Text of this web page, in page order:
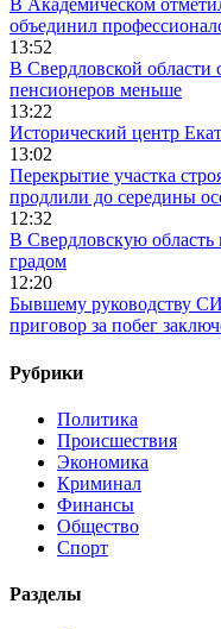
В Академическом
объединил
13:52
В Свердловской области
пенсионеров меньше
13:22
Исторический центр
13:02
Перекрытие участка
продлили до середины
12:32
В Свердловскую область
градом
12:20
Бывшему руководству
приговор за побег
Рубрики
Политика
Происшествия
Экономика
Криминал
Финансы
Общество
Спорт
Разделы